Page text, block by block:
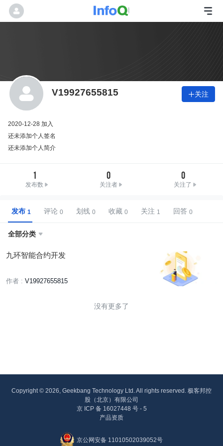
V19927655815 关注
2020-12-28 加入
还未添加个人签名
还未添加个人简介
1
发布数
0
关注者
0
关注了
发布 评论 划线 收藏 关注 回答
全部分类 
九环智能合约开发
作者 : V19927655815
没有更多了
Copyright © 2026, Geekbang Technology Ltd. All rights reserved. 极客邦控
股（北京）有限公司
京 ICP 备 16027448 号 - 5
产品资质
京公网安备 11010502039052号